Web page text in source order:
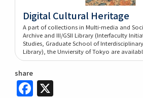
Digital Cultural Heritage
A part of collections in Multi-media and
Archive and III/GSII Library (Interfaculty
Studies, Graduate School of
Library), the Unviersity of Tokyo are
share
Facebook